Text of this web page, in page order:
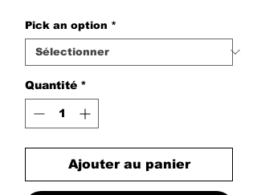
Pick an option *
Quantité *
Ajouter au panier